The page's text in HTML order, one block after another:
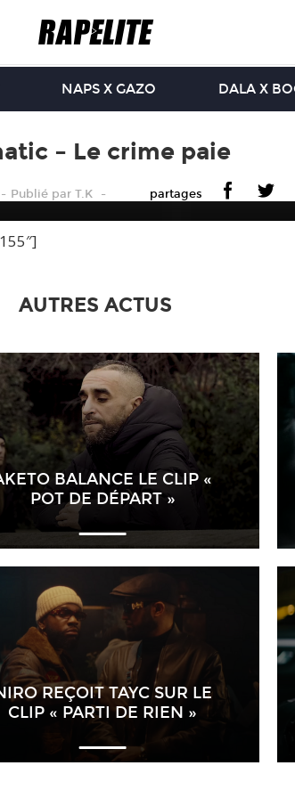
NAPS X GAZO DALA X
– Le crime paie
Publié par T.K partages
AUTRES ACTUS
BALANCE LE CLIP «
POT DE DÉPART »
REÇOIT TAYC SUR LE
CLIP « PARTI DE RIEN »